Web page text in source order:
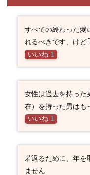
すべての終わった愛
れるべきです、けど
いいね 1
女性は過去を持った
在）を持った男はも
いいね 1
若返るために、年を
ません